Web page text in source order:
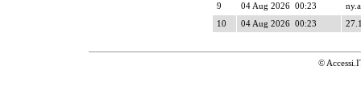
9
04 Aug 2026 00:23
10
04 Aug 2026 00:23
©